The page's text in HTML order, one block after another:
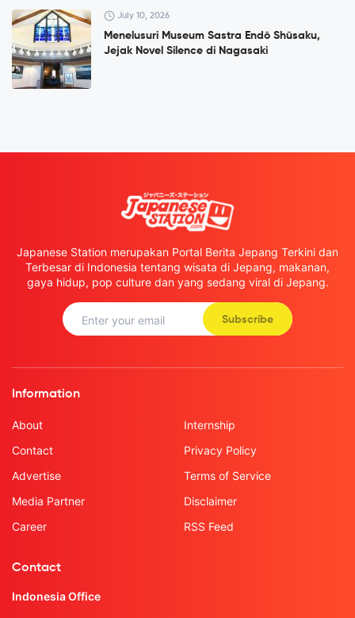
July 10, 2026
Menelusuri Museum Sastra Endō Shūsaku,
Jejak Novel Silence di Nagasaki
Japanese Station merupakan Portal Berita Jepang Terkini dan
Terbesar di Indonesia tentang wisata di Jepang, makanan,
gaya hidup, pop culture dan yang sedang viral di Jepang.
Subscribe
Information
About
Contact
Advertise
Media Partner
Career
Internship
Privacy Policy
Terms of Service
Disclaimer
RSS Feed
Contact
Indonesia Office